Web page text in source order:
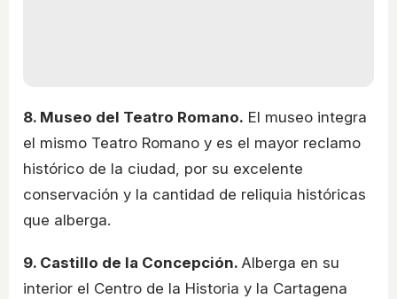
8. Museo del Teatro Romano. El museo integra
el mismo Teatro Romano y es el mayor reclamo
histórico de la ciudad, por su excelente
conservación y la cantidad de reliquia históricas
que alberga.
9. Castillo de la Concepción. Alberga en su
interior el Centro de la Historia y la Cartagena